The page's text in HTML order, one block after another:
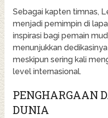
Sebagai kapten timnas,
menjadi pemimpin di
inspirasi bagi pemain
menunjukkan
meskipun sering kali
level internasional.
PENGHARGAAN
DUNIA